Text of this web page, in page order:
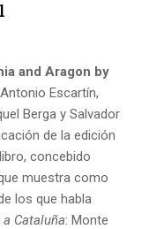
and Aragon by
Escartín,
Berga y Salvador
de la edición
concebido
muestra como
los que habla
Cataluña: Monte